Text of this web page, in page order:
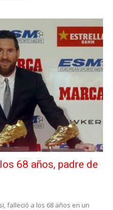
68 años, padre de
falleció a los 68 años en un